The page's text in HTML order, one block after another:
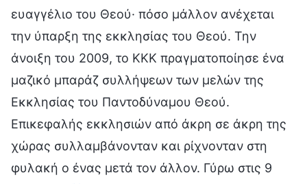
ευαγγέλιο του Θεού· πόσο μάλλον ανέχεται
την ύπαρξη της εκκλησίας του Θεού. Την
άνοιξη του 2009, το ΚΚΚ πραγματοποίησε ένα
μαζικό μπαράζ συλλήψεων των μελών της
Εκκλησίας του Παντοδύναμου Θεού.
Επικεφαλής εκκλησιών από άκρη σε άκρη της
χώρας συλλαμβάνονταν και ρίχνονταν στη
φυλακή ο ένας μετά τον άλλον. Γύρω στις 9